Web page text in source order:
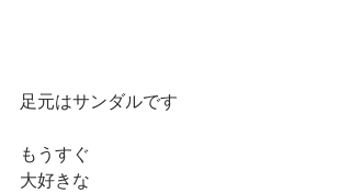
足元はサンダルです
もうすぐ
大好きな